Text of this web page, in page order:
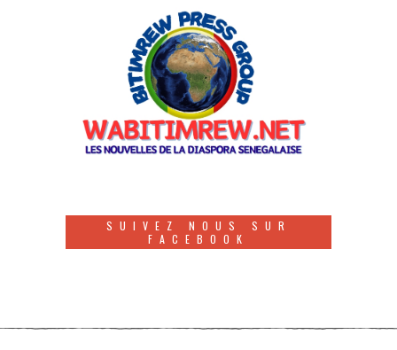
SUIVEZ NOUS SUR
FACEBOOK